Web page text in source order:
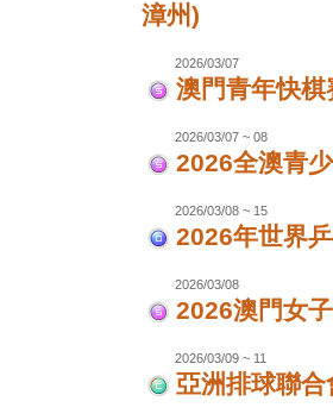
漳州)
2026/03/07
澳門青年快棋
2026/03/07 ~ 08
2026全澳青
2026/03/08 ~ 15
2026年世界
2026/03/08
2026澳門女
2026/03/09 ~ 11
亞洲排球聯